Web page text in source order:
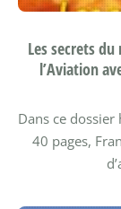
Les secrets
l’Aviation
Dans ce dossier
40 pages,